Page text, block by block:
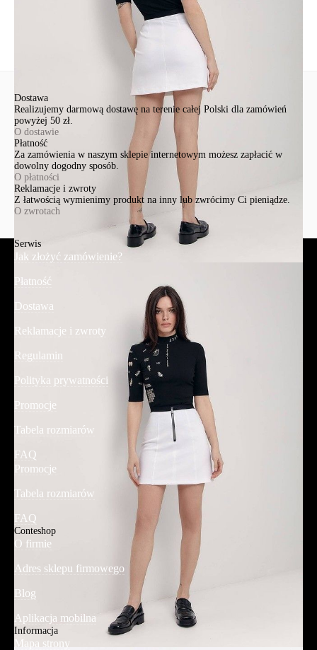
Dostawa
Realizujemy darmową dostawę na terenie całej Polski dla zamówień
powyżej 50 zł.
O dostawie
Płatność
Za zamówienia w naszym sklepie internetowym możesz zapłacić w
dowolny dogodny sposób.
O płatności
Reklamacje i zwroty
Z łatwością wymienimy produkt na inny lub zwrócimy Ci pieniądze.
O zwrotach
Serwis
Jak złożyć zamówienie?
Płatność
Dostawa
Reklamacje i zwroty
Regulamin
Polityka prywatności
Promocje
Tabela rozmiarów
FAQ
Promocje
Tabela rozmiarów
FAQ
Conteshop
O firmie
Adres sklepu firmowego
Blog
Aplikacja mobilna
Informacja
Mapa strony